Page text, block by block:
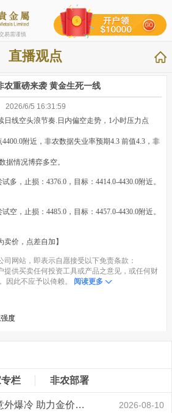
易需谨慎
直播观点
农重磅来袭 黄金生死一线
2026/6/5 16:31:59
日线空头浪节奏.日内偏空走势，1小时压力点
附近，非农数据失业率预期4.3 前值4.3，非
据情况博弈多空。
多，止损：4376.0，目标：4414.0-4430.0附近。
空，止损：4485.0，目标：4457.0-4430.0附近。
卖价，点差自加】
网站，即表示自愿接受以下免责条款：
提供买卖任何投资工具或产品之意见，或任何财
因此不应予以倚赖。
阅读更多
度
栏 非农部署
领峰金评：非农数据意外爆冷 助力金价大涨创新高 2026-08-10